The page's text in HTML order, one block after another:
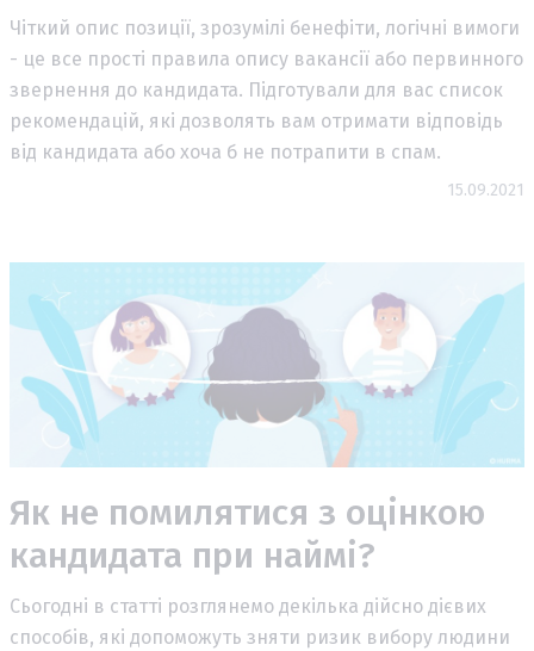
Чіткий опис позиції, зрозумілі бенефіти, логічні вимоги
- це все прості правила опису вакансії або первинного
звернення до кандидата. Підготували для вас список
рекомендацій, які дозволять вам отримати відповідь
від кандидата або хоча б не потрапити в спам.
15.09.2021
Як не помилятися з оцінкою
кандидата при наймі?
Сьогодні в статті розглянемо декілька дійсно дієвих
способів, які допоможуть зняти ризик вибору людини